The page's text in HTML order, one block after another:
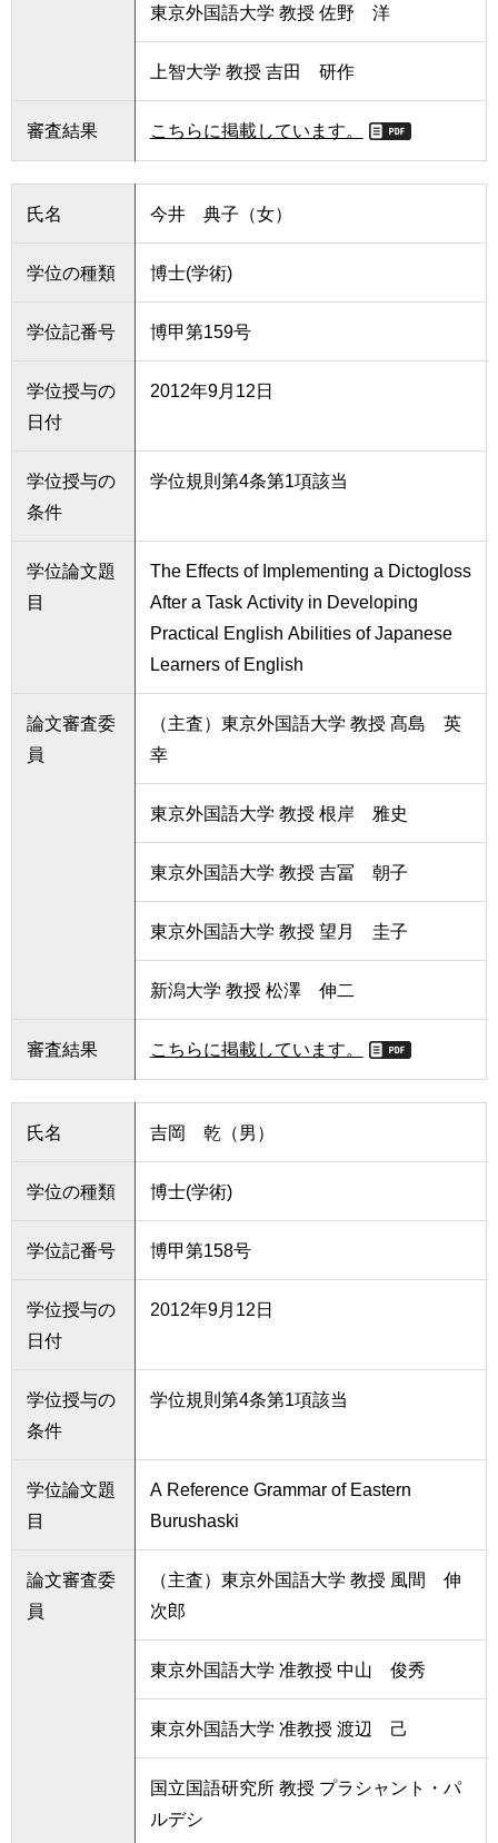
東京外国語大学 教授 佐野 洋
上智大学 教授 吉田 研作
審査結果 こちらに掲載しています。
氏名 今井 典子（女）
学位の種類 博士(学術)
学位記番号 博甲第159号
学位授与の
日付
2012年9月12日
学位授与の
条件
学位規則第4条第1項該当
学位論文題
目
The Effects of Implementing a Dictogloss
After a Task Activity in Developing
Practical English Abilities of Japanese
Learners of English
論文審査委
員
（主査）東京外国語大学 教授 髙島 英
幸
東京外国語大学 教授 根岸 雅史
東京外国語大学 教授 吉冨 朝子
東京外国語大学 教授 望月 圭子
新潟大学 教授 松澤 伸二
審査結果 こちらに掲載しています。
氏名 吉岡 乾（男）
学位の種類 博士(学術)
学位記番号 博甲第158号
学位授与の
日付
2012年9月12日
学位授与の
条件
学位規則第4条第1項該当
学位論文題
目
A Reference Grammar of Eastern
Burushaski
論文審査委
員
（主査）東京外国語大学 教授 風間 伸
次郎
東京外国語大学 准教授 中山 俊秀
東京外国語大学 准教授 渡辺 己
国立国語研究所 教授 プラシャント・パ
ルデシ